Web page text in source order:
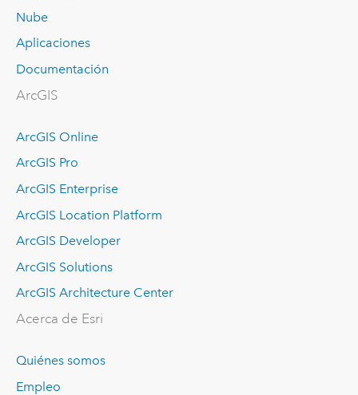
Nube
Aplicaciones
Documentación
ArcGIS
ArcGIS Online
ArcGIS Pro
ArcGIS Enterprise
ArcGIS Location Platform
ArcGIS Developer
ArcGIS Solutions
ArcGIS Architecture Center
Acerca de Esri
Quiénes somos
Empleo